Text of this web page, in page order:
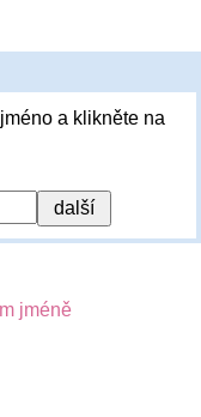
a klikněte na
jméně